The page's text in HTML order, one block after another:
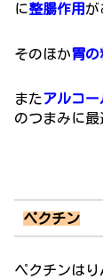
に整腸作用 が
そのほか胃の
またアルコー
のつまみに最
ペクチン
ペクチンは